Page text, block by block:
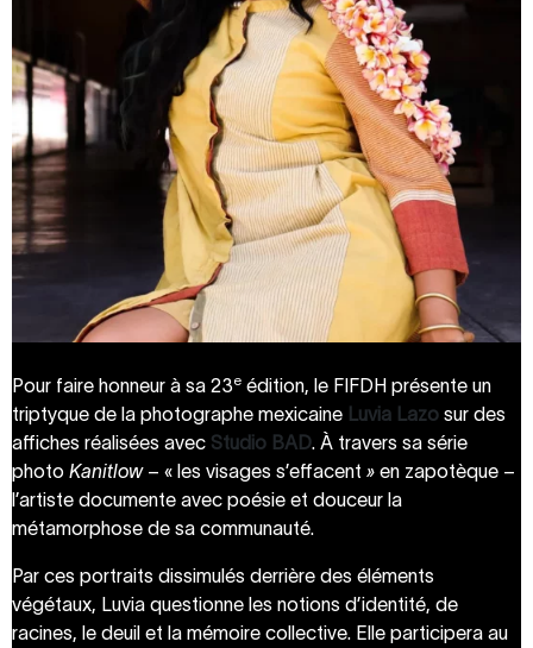
Pour faire honneur à sa 23e édition, le FIFDH présente un
triptyque de la photographe mexicaine Luvia Lazo sur des
affiches réalisées avec Studio BAD. À travers sa série
photo Kanitlow– « les visages s’effacent » en zapotèque –
l’artiste documente avec poésie et douceur la
métamorphose de sa communauté.
Par ces portraits dissimulés derrière des éléments
végétaux, Luvia questionne les notions d’identité, de
racines, le deuil et la mémoire collective. Elle participera au